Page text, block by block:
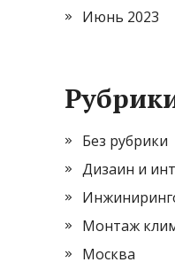
Июнь 2023
Без рубрики
Дизаин и
Монтаж
Москва